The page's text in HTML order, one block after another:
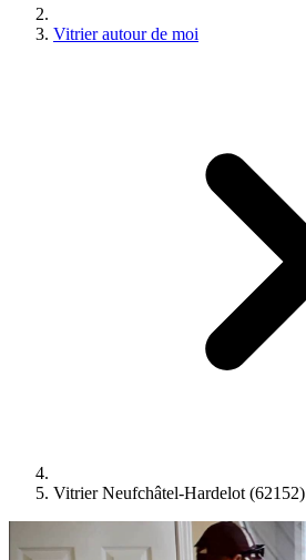
Vitrier autour de moi
Vitrier Neufchâtel-Hardelot (62152)